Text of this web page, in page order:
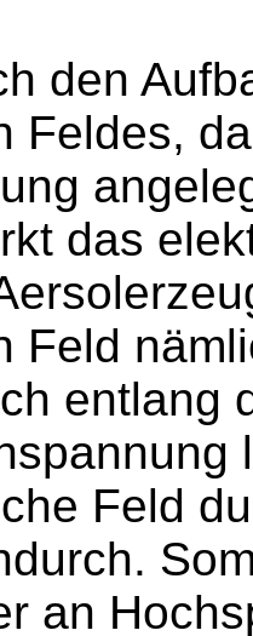
den
Feldes,
das
Feld
entlang
Feld
an